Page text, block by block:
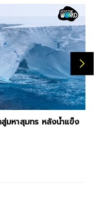
สู่มหาสุมทร หลังน้ำแข็ง